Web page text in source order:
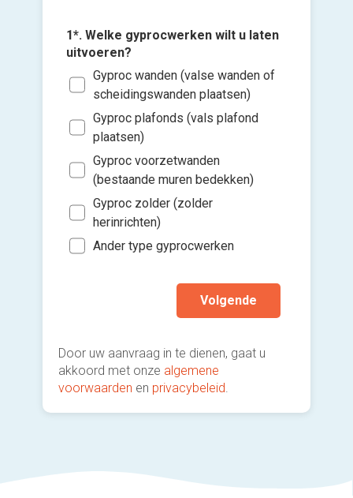
1*. Welke gyprocwerken wilt u laten
uitvoeren?
Gyproc wanden (valse wanden of
scheidingswanden plaatsen)
Gyproc plafonds (vals plafond
plaatsen)
Gyproc voorzetwanden
(bestaande muren bedekken)
Gyproc zolder (zolder
herinrichten)
Ander type gyprocwerken
Volgende
Door uw aanvraag in te dienen, gaat u
akkoord met onze algemene
voorwaarden en privacybeleid